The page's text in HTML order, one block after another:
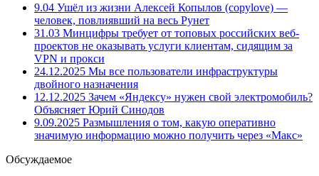
9.04 Ушёл из жизни Алексей Копылов (copylove) —
человек, повлиявший на весь Рунет
31.03 Минцифры требует от топовых российских веб-
проектов не оказывать услуги клиентам, сидящим за
VPN и прокси
24.12.2025 Мы все пользователи инфраструктуры
двойного назначения
12.12.2025 Зачем «Яндексу» нужен свой электромобиль?
Объясняет Юрий Синодов
9.09.2025 Размышления о том, какую оперативно
значимую информацию можно получить через «Макс»
Обсуждаемое